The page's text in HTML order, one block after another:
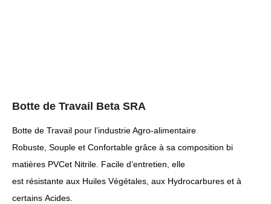
Botte de Travail Beta SRA
Botte de Travail pour l’industrie Agro-alimentaire
Robuste, Souple et Confortable grâce à sa composition bi
matières PVCet Nitrile. Facile d’entretien, elle
est résistante aux Huiles Végétales, aux Hydrocarbures et à
certains Acides.